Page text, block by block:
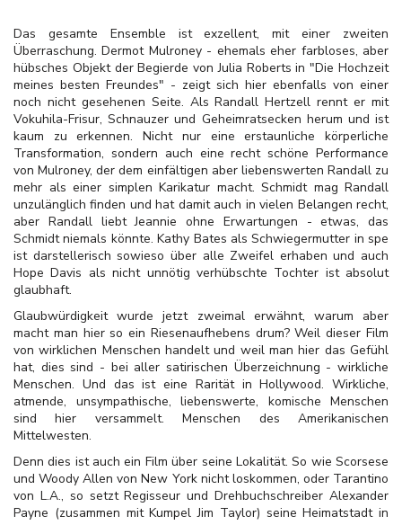
Das gesamte Ensemble ist exzellent, mit einer zweiten
Überraschung. Dermot Mulroney - ehemals eher farbloses, aber
hübsches Objekt der Begierde von Julia Roberts in "Die Hochzeit
meines besten Freundes" - zeigt sich hier ebenfalls von einer
noch nicht gesehenen Seite. Als Randall Hertzell rennt er mit
Vokuhila-Frisur, Schnauzer und Geheimratsecken herum und ist
kaum zu erkennen. Nicht nur eine erstaunliche körperliche
Transformation, sondern auch eine recht schöne Performance
von Mulroney, der dem einfältigen aber liebenswerten Randall zu
mehr als einer simplen Karikatur macht. Schmidt mag Randall
unzulänglich finden und hat damit auch in vielen Belangen recht,
aber Randall liebt Jeannie ohne Erwartungen - etwas, das
Schmidt niemals könnte. Kathy Bates als Schwiegermutter in spe
ist darstellerisch sowieso über alle Zweifel erhaben und auch
Hope Davis als nicht unnötig verhübschte Tochter ist absolut
glaubhaft.
Glaubwürdigkeit wurde jetzt zweimal erwähnt, warum aber
macht man hier so ein Riesenaufhebens drum? Weil dieser Film
von wirklichen Menschen handelt und weil man hier das Gefühl
hat, dies sind - bei aller satirischen Überzeichnung - wirkliche
Menschen. Und das ist eine Rarität in Hollywood. Wirkliche,
atmende, unsympathische, liebenswerte, komische Menschen
sind hier versammelt. Menschen des Amerikanischen
Mittelwesten.
Denn dies ist auch ein Film über seine Lokalität. So wie Scorsese
und Woody Allen von New York nicht loskommen, oder Tarantino
von L.A., so setzt Regisseur und Drehbuchschreiber Alexander
Payne (zusammen mit Kumpel Jim Taylor) seine Heimatstadt in